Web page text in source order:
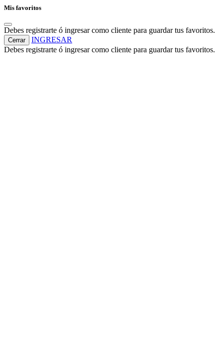
Mis favoritos
Debes registrarte ó ingresar como cliente para guardar tus favoritos.
Cerrar
INGRESAR
Debes registrarte ó ingresar como cliente para guardar tus favoritos.